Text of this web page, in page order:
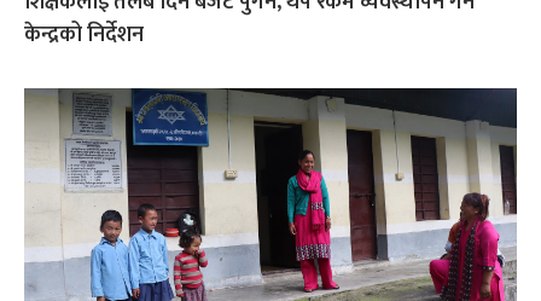
केन्द्रको निर्देशन